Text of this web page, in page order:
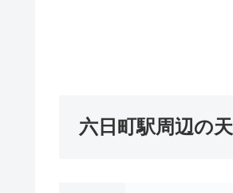
六日町駅周辺の